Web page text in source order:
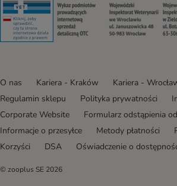
Security Security
O nas Kariera - Kraków
Kariera -
Regulamin sklepu
Polityka prywatności
Corporate Website
Formularz odstąpienia
Informacje o przesyłce
Metody płatności
Korzyści
DSA Oświadczenie o
© zooplus SE 2026